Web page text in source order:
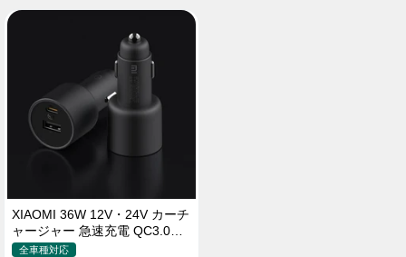
XIAOMI 36W 12V・24V カーチ
ャージャー 急速充電 QC3.0
LEDライト コンパクト 車載充
全車種対応